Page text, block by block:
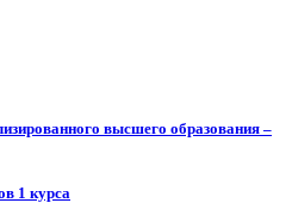
высшего образования –
1 курса